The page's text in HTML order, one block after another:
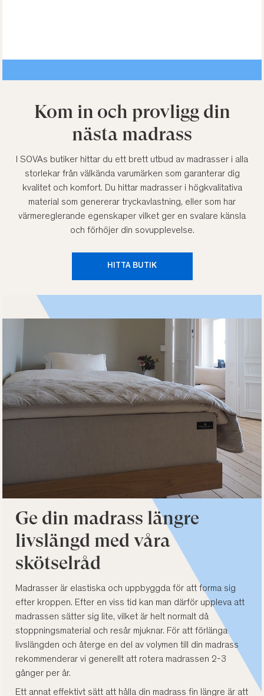
Kom in och provligg din
nästa madrass
I SOVAs butiker hittar du ett brett utbud av madrasser i alla
storlekar från välkända varumärken som garanterar dig
kvalitet och komfort. Du hittar madrasser i högkvalitativa
material som genererar tryckavlastning, eller som har
värmereglerande egenskaper vilket ger en svalare känsla
och förhöjer din sovupplevelse.
HITTA BUTIK
Ge din madrass längre
livslängd med våra
skötselråd
Madrasser är elastiska och uppbyggda för att forma sig
efter kroppen. Efter en viss tid kan man därför uppleva att
madrassen sätter sig lite, vilket är helt normalt då
stoppningsmaterial och resår mjuknar. För att förlänga
livslängden och återge en del av volymen till din madrass
rekommenderar vi generellt att rotera madrassen 2-3
gånger per år.
Ett annat effektivt sätt att hålla din madrass fin längre är att